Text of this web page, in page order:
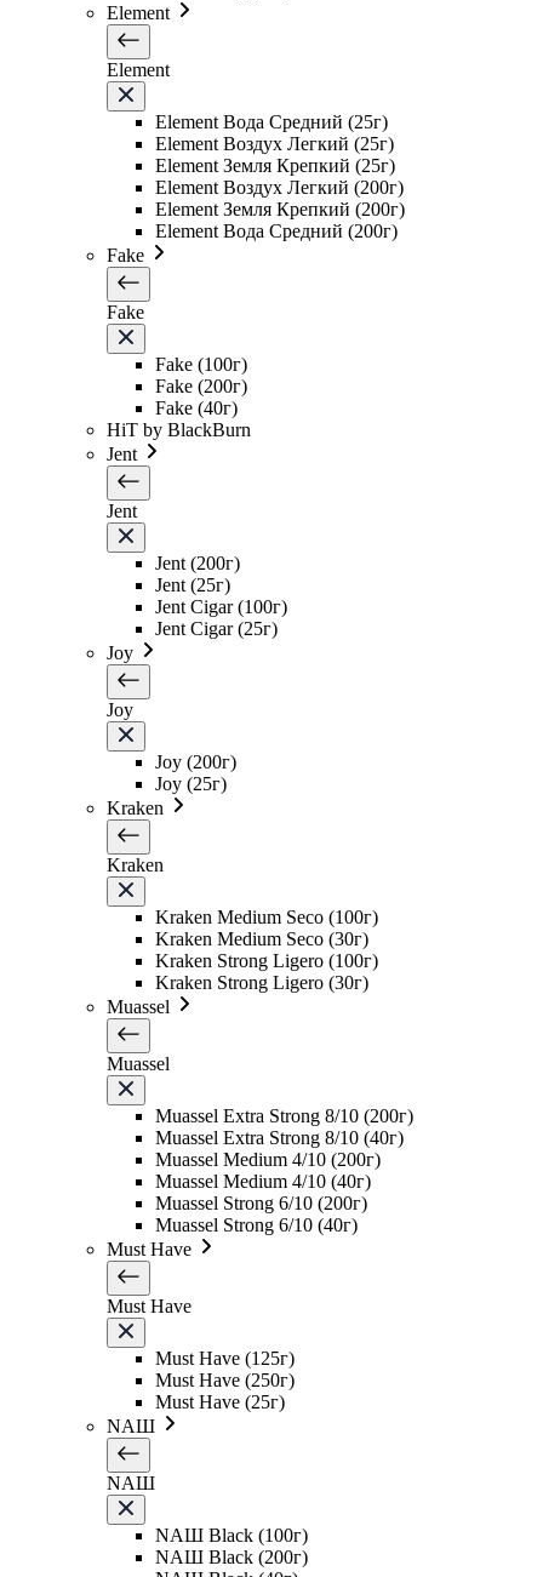
Element
Element
Element Вода Средний (25г)
Element Воздух Легкий (25г)
Element Земля Крепкий (25г)
Element Воздух Легкий (200г)
Element Земля Крепкий (200г)
Element Вода Средний (200г)
Fake
Fake
Fake (100г)
Fake (200г)
Fake (40г)
HiT by BlackBurn
Jent
Jent
Jent (200г)
Jent (25г)
Jent Cigar (100г)
Jent Cigar (25г)
Joy
Joy
Joy (200г)
Joy (25г)
Kraken
Kraken
Kraken Medium Seco (100г)
Kraken Medium Seco (30г)
Kraken Strong Ligero (100г)
Kraken Strong Ligero (30г)
Muassel
Muassel
Muassel Extra Strong 8/10 (200г)
Muassel Extra Strong 8/10 (40г)
Muassel Medium 4/10 (200г)
Muassel Medium 4/10 (40г)
Muassel Strong 6/10 (200г)
Muassel Strong 6/10 (40г)
Must Have
Must Have
Must Have (125г)
Must Have (250г)
Must Have (25г)
NAШ
NAШ
NAШ Black (100г)
NAШ Black (200г)